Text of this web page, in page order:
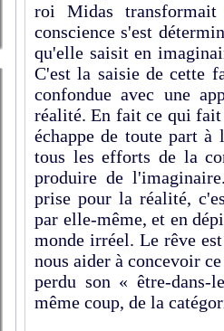
roi Midas
conscience s'est
qu'elle saisit en
C'est la saisie de cette
confondue avec une
réalité. En fait ce qui fait
échappe de toute part
tous les efforts de la
produire de
prise pour la réalité,
par elle-même, et en
monde irréel. Le rêve
nous aider à concevoir
perdu son « être-
même coup, de la